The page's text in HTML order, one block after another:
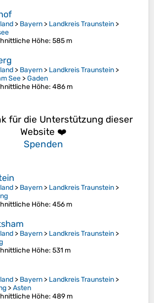
> Bayern > Landkreis Traunstein >
Höhe: 585 m
> Bayern > Landkreis Traunstein >
See >Gaden
Höhe: 486 m
für die Unterstützung dieser
Website ❤️
Spenden
> Bayern > Landkreis Traunstein >
Höhe: 456 m
> Bayern > Landkreis Traunstein >
Höhe: 531 m
> Bayern > Landkreis Traunstein >
>Asten
Höhe: 489 m